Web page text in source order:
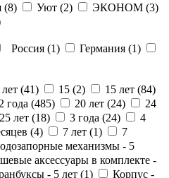
(8) Уют (2) ЭКОНОМ (3)
Россия (1) Германия (1)
лет (41) 15 (2) 15 лет (84)
2 года (485) 20 лет (24)
24
25 лет (18) 3 года (24)
4
(4) 7 лет (1)
7
механизмы - 5
аксессуары в комплекте -
- 5 лет (1) Корпус -